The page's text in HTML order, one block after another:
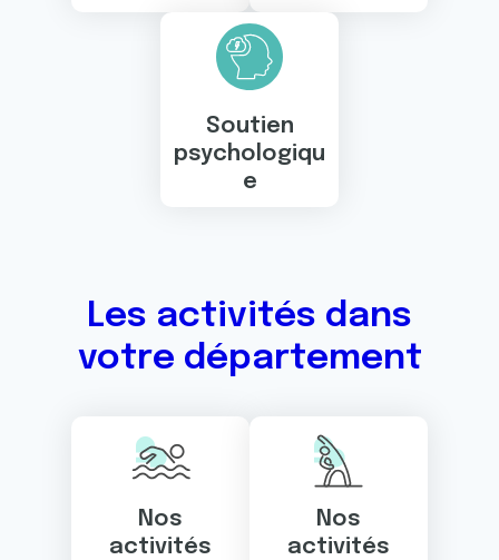
Soutien
psychologiqu
e
Les activités dans
votre département
Nos
activités
Nos
activités